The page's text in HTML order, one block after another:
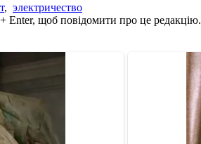
, электричество
Enter, щоб повідомити про це редакцію.